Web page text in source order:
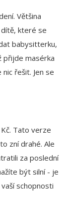
Většina
které se
babysitterku,
přijde masérka
řešit. Jen se
Tato verze
zní drahé. Ale
za poslední
být silní - je
schopnosti